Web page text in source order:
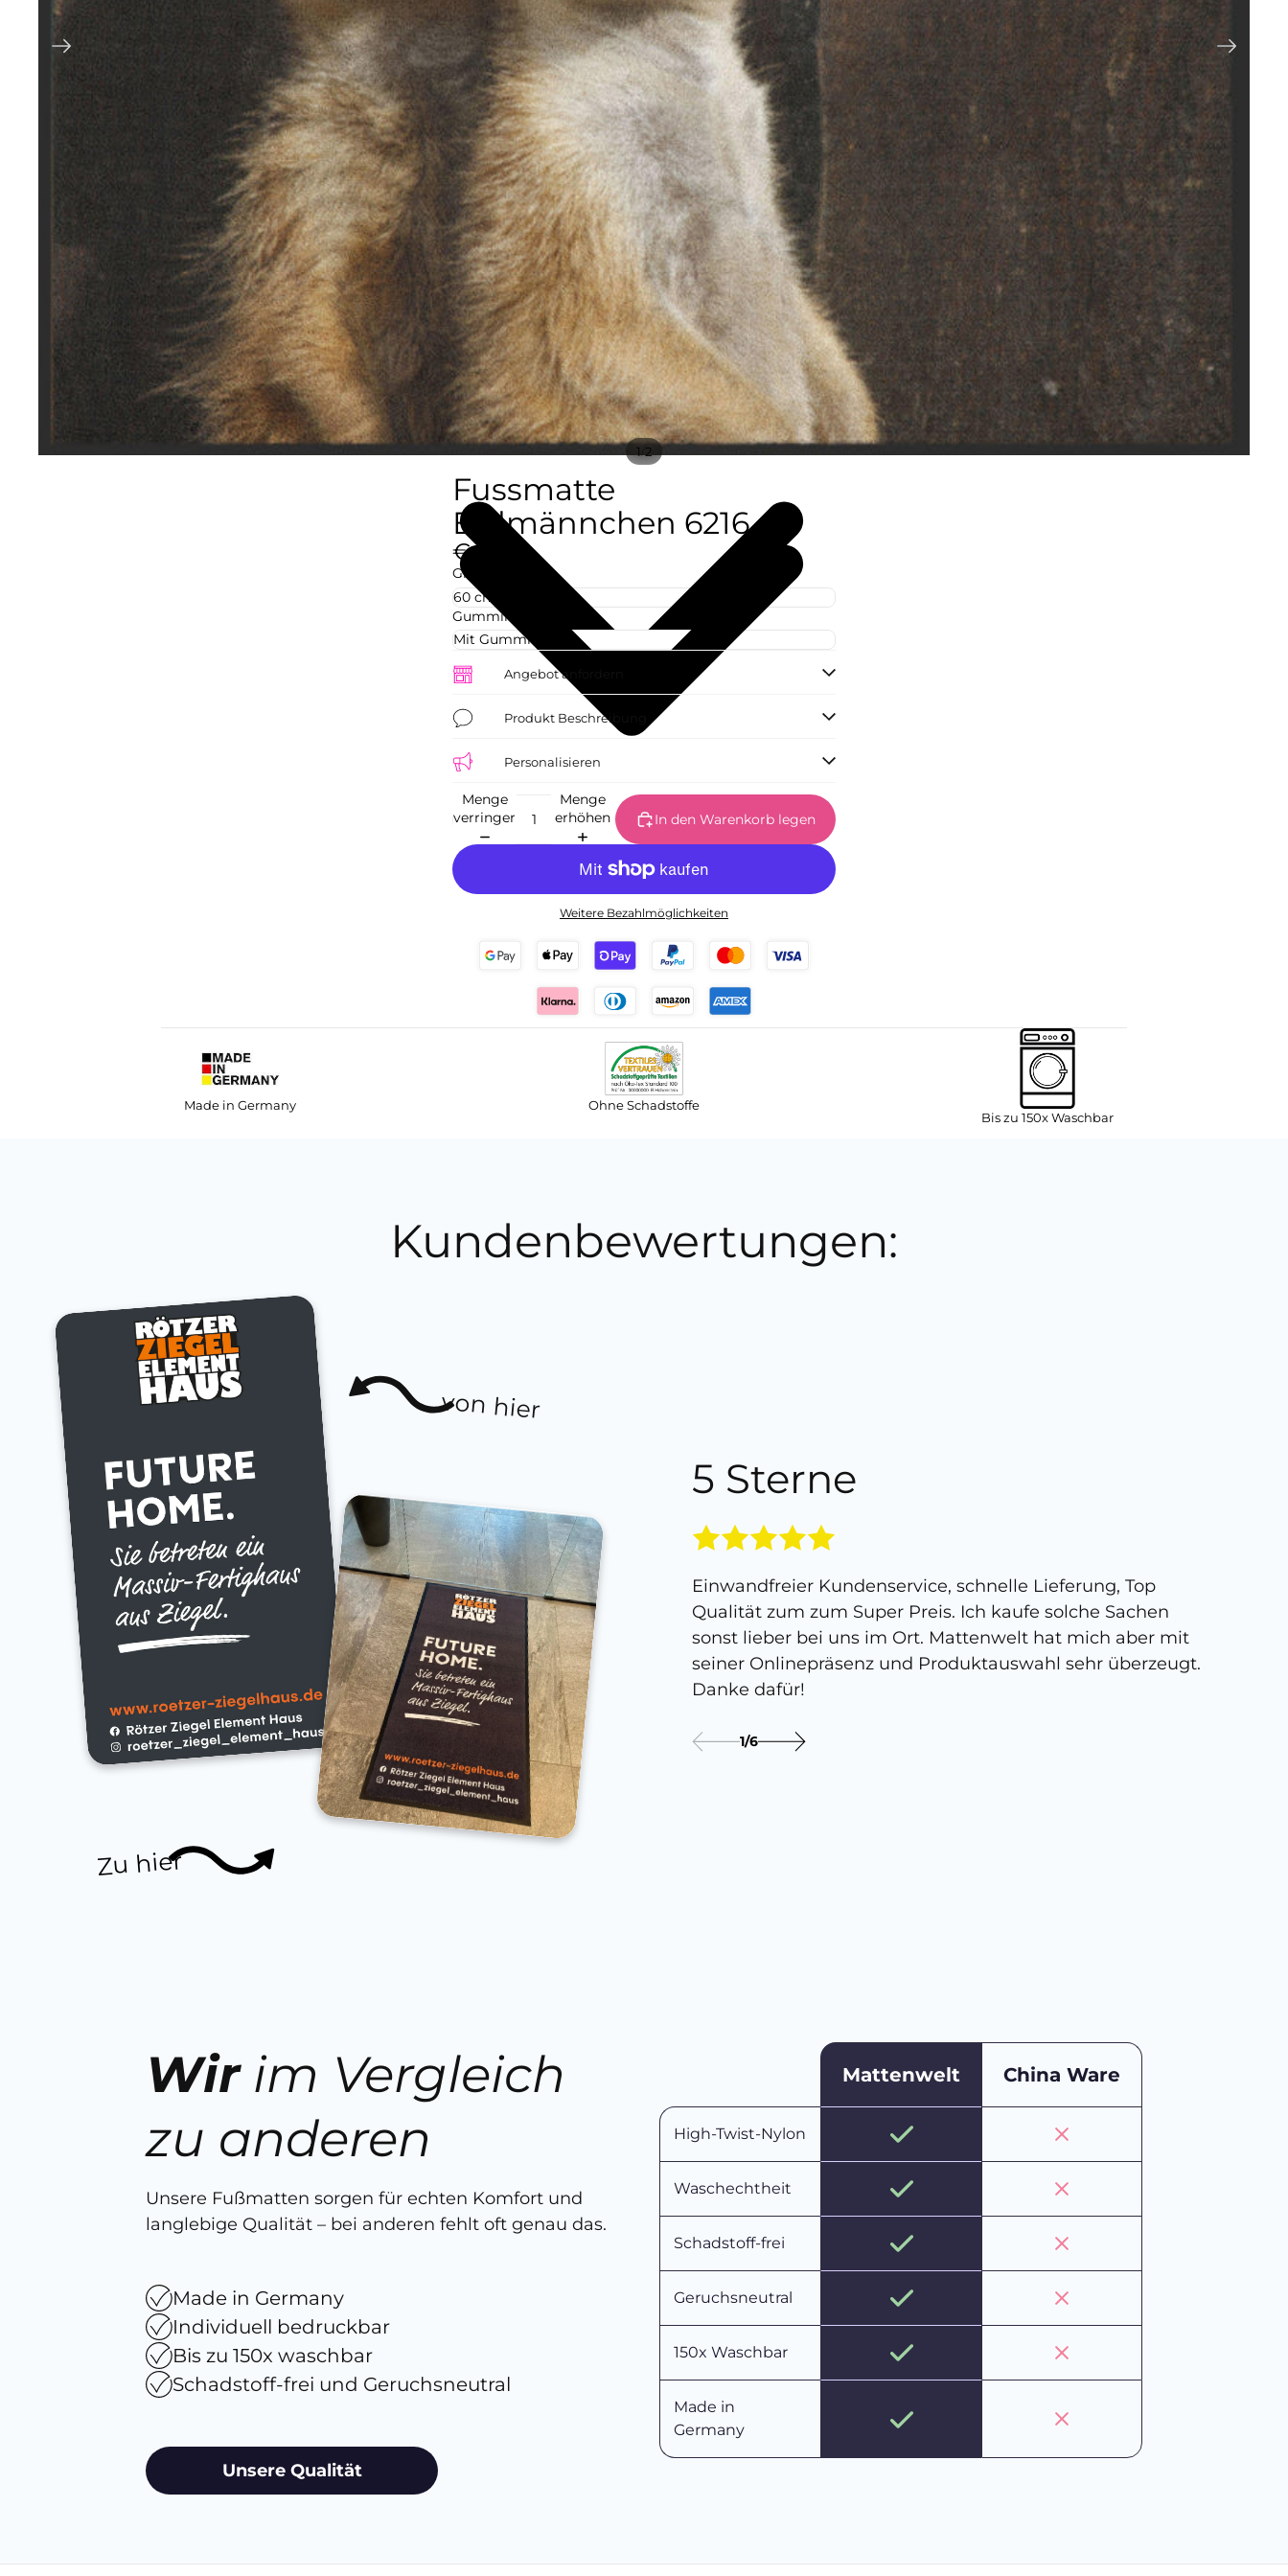
1 2
Fussmatte
Erdmännchen 6216
€42,73
Größe
Gummirand
Angebot anfordern
Produkt Beschreibung
Personalisieren
Menge
verringern
Menge
erhöhen
In den Warenkorb legen
Weitere Bezahlmöglichkeiten
Made in Germany
Ohne Schadstoffe
Bis zu 150x Waschbar
Kundenbewertungen:
Zu hier
von hier
5 Sterne
Einwandfreier Kundenservice, schnelle Lieferung, Top
Qualität zum zum Super Preis. Ich kaufe solche Sachen
sonst lieber bei uns im Ort. Mattenwelt hat mich aber mit
seiner Onlinepräsenz und Produktauswahl sehr überzeugt.
Danke dafür!
1/6
Wirim Vergleich
zu anderen
Unsere Fußmatten sorgen für echten Komfort und
langlebige Qualität – bei anderen fehlt oft genau das.
Made in Germany
Individuell bedruckbar
Bis zu 150x waschbar
Schadstoff-frei und Geruchsneutral
Unsere Qualität
Mattenwelt China Ware
High-Twist-Nylon
Waschechtheit
Schadstoff-frei
Geruchsneutral
150x Waschbar
Made in
Germany